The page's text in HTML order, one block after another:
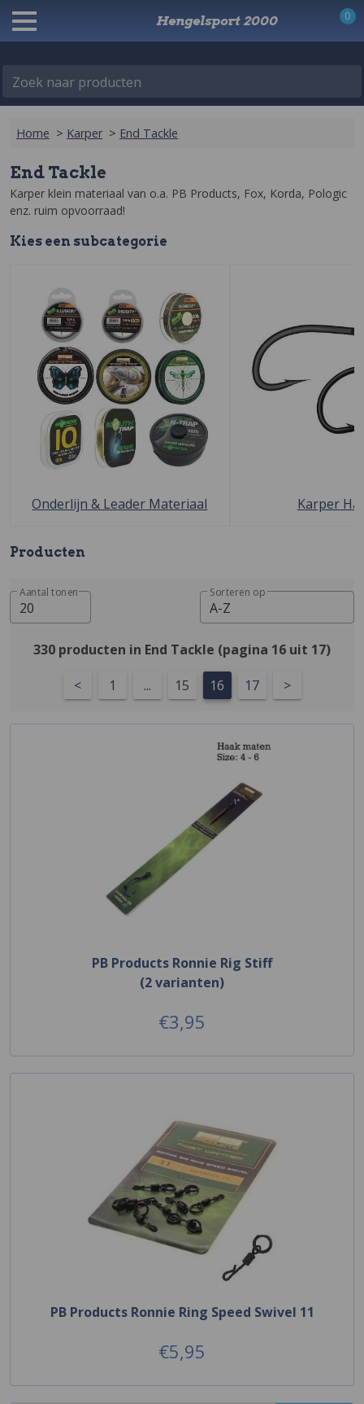
Zoek naar producten
Hengelsport 2000 0
Home > Karper > End Tackle
End Tackle
Karper klein materiaal van o.a. PB Products, Fox, Korda, Pologic
enz. ruim opvoorraad!
Kies een subcategorie
Onderlijn & Leader Materiaal Karper
Producten
Aantal tonen
20
Sorteren op
A-Z
330 producten in End Tackle (pagina 16 uit 17)
<
1 ... 15 16 17 >
PB Products Ronnie Rig Stiff
(2 varianten)
€3,95
PB Products Ronnie Ring Speed Swivel 11
€5,95